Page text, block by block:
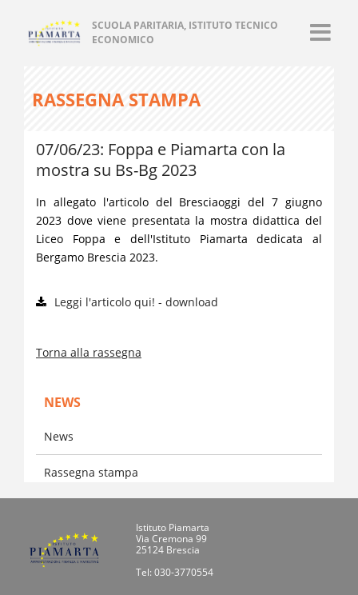
SCUOLA PARITARIA, ISTITUTO TECNICO
ECONOMICO
RASSEGNA STAMPA
07/06/23: Foppa e Piamarta con la
mostra su Bs-Bg 2023
In allegato l'articolo del Bresciaoggi del 7 giugno
2023 dove viene presentata la mostra didattica del
Liceo Foppa e dell'Istituto Piamarta dedicata al
Bergamo Brescia 2023.
Leggi l'articolo qui! - download
Torna alla rassegna
NEWS
News
Rassegna stampa
Istituto Piamarta
Via Cremona 99
25124 Brescia
Tel: 030-3770554